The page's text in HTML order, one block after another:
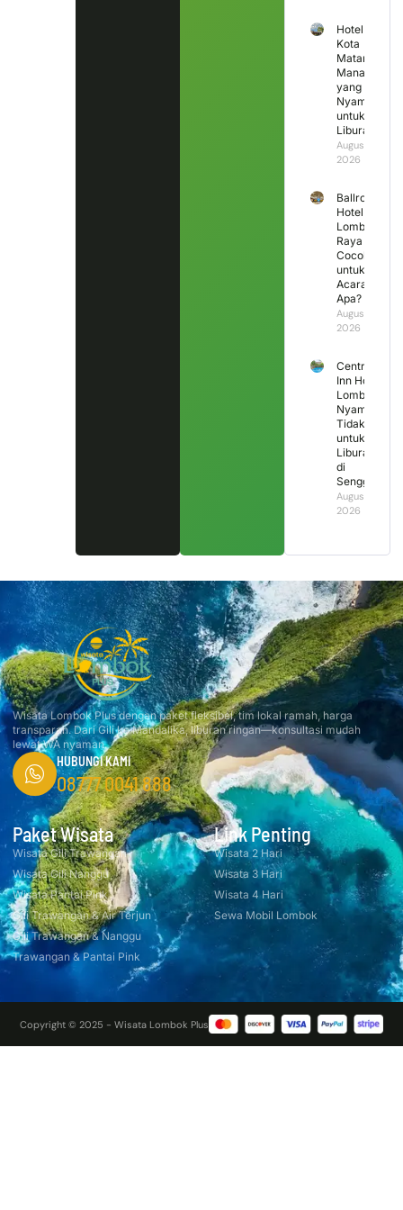
Hotel di
Kota
Mataram
Mana
yang
Nyaman
untuk
Liburan?
August 4,
2026
Ballroom
Hotel
Lombok
Raya
Cocok
untuk
Acara
Apa?
August 3,
2026
Central
Inn Hotel
Lombok,
Nyaman
Tidak
untuk
Liburan
di
Senggigi?
August 2,
2026
Wisata Lombok Plus dengan paket fleksibel, tim lokal ramah, harga
transparan. Dari Gili ke Mandalika, liburan ringan—konsultasi mudah
lewat WA nyaman.
HUBUNGI KAMI
08777 0041 888
Paket Wisata
Wisata Gili Trawangan
Wisata Gili Nanggu
Wisata Pantai Pink
Gili Trawangan & Air Terjun
Gili Trawangan & Nanggu
Trawangan & Pantai Pink
Link Penting
Wisata 2 Hari
Wisata 3 Hari
Wisata 4 Hari
Sewa Mobil Lombok
Copyright © 2025 - Wisata Lombok Plus